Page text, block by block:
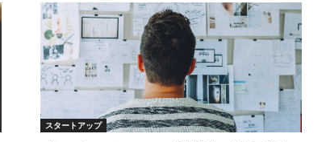
スタートアップ